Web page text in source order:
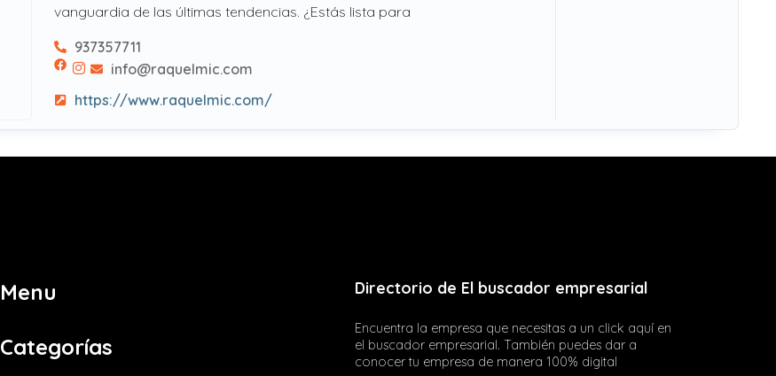
vanguardia de las últimas tendencias. ¿Estás lista para
937357711
info@raquelmic.com
https://www.raquelmic.com/
Menu
Categorías
Directorio de El buscador empresarial
Encuentra la empresa que necesitas a un click aquí en
el buscador empresarial. También puedes dar a
conocer tu empresa de manera 100% digital